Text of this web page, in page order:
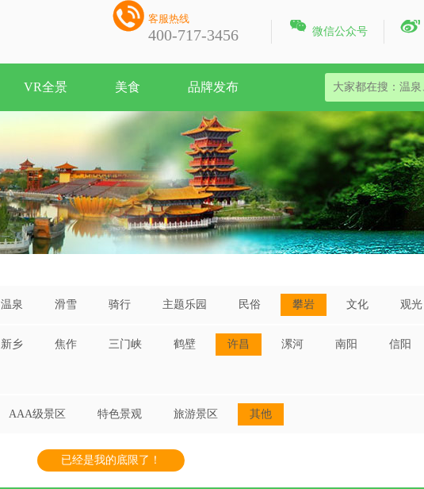
 微信公众号 
 客服热线
400-717-3456
VR全景 美食 品牌发布
温泉 滑雪 骑行 主题乐园 民俗 攀岩 文化 观光
新乡 焦作 三门峡 鹤壁 许昌 漯河 南阳 信阳
AAA级景区 特色景观 旅游景区 其他
已经是我的底限了！